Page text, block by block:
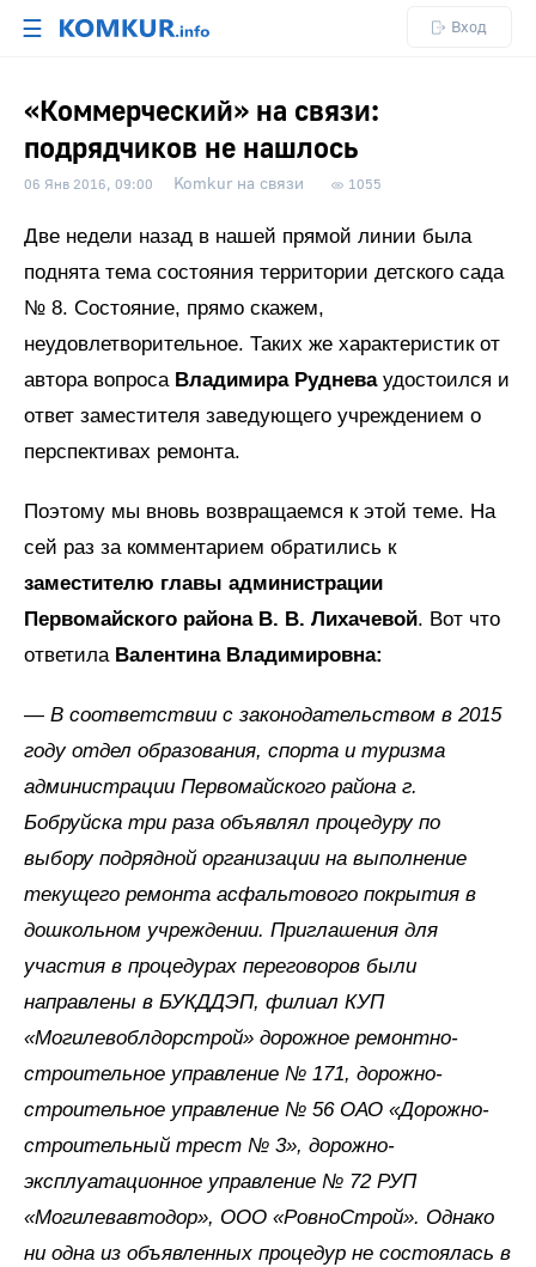
☰ Вход
«Коммерческий» на связи:
подрядчиков не нашлось
06 Янв 2016, 09:00 Komkur на связи 1055
Две недели назад в нашей прямой линии была
поднята тема состояния территории детского сада
№ 8. Состояние, прямо скажем,
неудовлетворительное. Таких же характеристик от
автора вопроса Владимира Рудневаудостоился и
ответ заместителя заведующего учреждением о
перспективах ремонта.
Поэтому мы вновь возвращаемся к этой теме. На
сей раз за комментарием обратились к
заместителю главы администрации
Первомайского района В. В. Лихачевой. Вот что
ответила Валентина Владимировна:
— В соответствии с законодательством в 2015
году отдел образования, спорта и туризма
администрации Первомайского района г.
Бобруйска три раза объявлял процедуру по
выбору подрядной организации на выполнение
текущего ремонта асфальтового покрытия в
дошкольном учреждении. Приглашения для
участия в процедурах переговоров были
направлены в БУКДДЭП, филиал КУП
«Могилевоблдорстрой» дорожное ремонтно-
строительное управление № 171, дорожно-
строительное управление № 56 ОАО «Дорожно-
строительный трест № 3», дорожно-
эксплуатационное управление № 72 РУП
«Могилевавтодор», ООО «РовноСтрой». Однако
ни одна из объявленных процедур не состоялась в